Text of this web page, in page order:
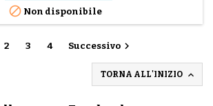
 Non disponibile
2 3 4 Successivo
TORNA ALL'INIZIO 